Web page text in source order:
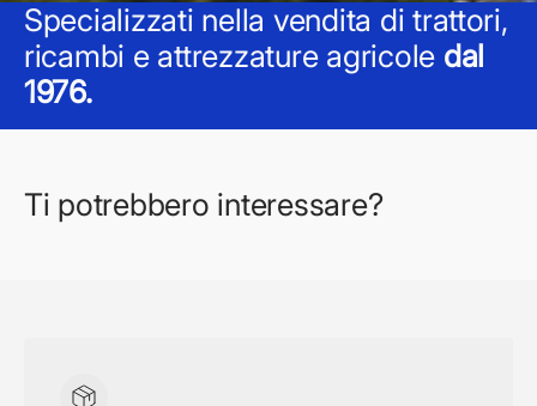
Specializzati nella vendita di trattori,
ricambi e attrezzature agricole dal
1976.
Ti potrebbero interessare?